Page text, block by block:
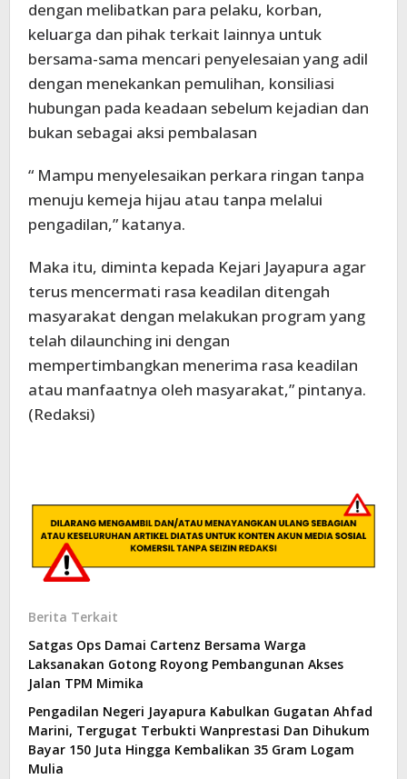
dengan melibatkan para pelaku, korban,
keluarga dan pihak terkait lainnya untuk
bersama-sama mencari penyelesaian yang adil
dengan menekankan pemulihan, konsiliasi
hubungan pada keadaan sebelum kejadian dan
bukan sebagai aksi pembalasan
“ Mampu menyelesaikan perkara ringan tanpa
menuju kemeja hijau atau tanpa melalui
pengadilan,” katanya.
Maka itu, diminta kepada Kejari Jayapura agar
terus mencermati rasa keadilan ditengah
masyarakat dengan melakukan program yang
telah dilaunching ini dengan
mempertimbangkan menerima rasa keadilan
atau manfaatnya oleh masyarakat,” pintanya.
(Redaksi)
Berita Terkait
Satgas Ops Damai Cartenz Bersama Warga
Laksanakan Gotong Royong Pembangunan Akses
Jalan TPM Mimika
Pengadilan Negeri Jayapura Kabulkan Gugatan Ahfad
Marini, Tergugat Terbukti Wanprestasi Dan Dihukum
Bayar 150 Juta Hingga Kembalikan 35 Gram Logam
Mulia